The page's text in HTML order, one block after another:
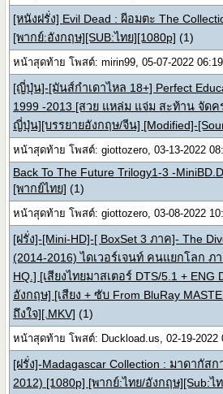
[หนังฝรั่ง] Evil Dead : ผีอมตะ The
[พากย์:อังกฤษ][SUB:ไทย][1080p] (1)
หน้าสุดท้าย โพสต์: mirin99, 05-07-2022
[ญี่ปุ่น]-[มันส์กำเดาไหล 18+] Perfect
1999 -2013 [สวย แหล่ม แจ่ม สะท้าน จัด
ญี่ปุ่น][บรรยายอังกฤษ/จีน] [Modified]-
หน้าสุดท้าย โพสต์: giottozero, 03-13-2022
Back To The Future Trilogy1-3 -
[พากย์ไทย] (1)
หน้าสุดท้าย โพสต์: giottozero, 03-08-2022
[ฝรั่ง]-[Mini-HD]-[ BoxSet 3 ภาค]- The
(2014-2016) ไดเวอร์เจนท์ คนแยกโลก ภ
HQ.] [เสียงไทยมาสเตอร์ DTS/5.1 + ENG
อังกฤษ] [เสียง + ซับ From BluRay
ถึงใจ][.MKV] (1)
หน้าสุดท้าย โพสต์: Duckload.us, 02-19-2022
[ฝรั่ง]-Madagascar Collection : มาดากัส
2012) [1080p] [พากย์:ไทย/อังกฤษ][Sub:ไ